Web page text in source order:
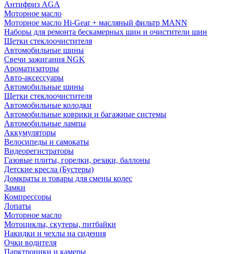
Антифриз AGA
Моторное масло
Моторное масло Hi-Gear + масляный фильтр MANN
Наборы для ремонта бескамерных шин и очистители шин
Щетки стеклоочистителя
Автомобильные шины
Свечи зажигания NGK
Ароматизаторы
Авто-аксессуары
Автомобильные шины
Щетки стеклоочистителя
Автомобильные колодки
Автомобильные коврики и багажные системы
Автомобильные лампы
Аккумуляторы
Велосипеды и самокаты
Видеорегистраторы
Газовые плиты, горелки, резаки, баллоны
Детские кресла (Бустеры)
Домкраты и товары для смены колес
Замки
Компрессоры
Лопаты
Моторное масло
Мотоциклы, скутеры, питбайки
Накидки и чехлы на сидения
Очки водителя
Парктроники и камеры